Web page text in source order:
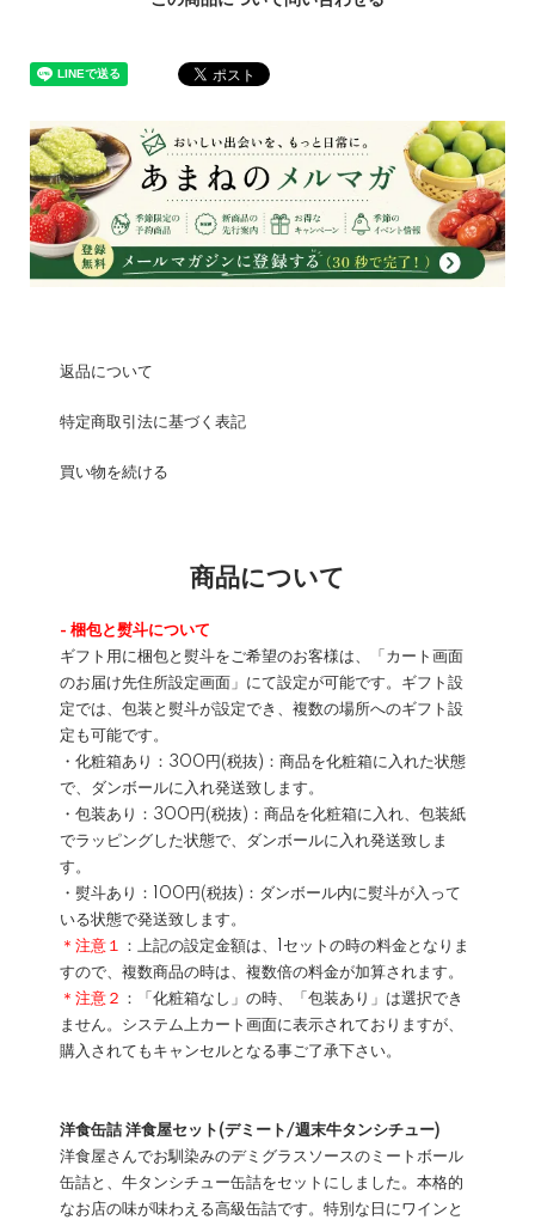
返品について
特定商取引法に基づく表記
買い物を続ける
商品について
- 梱包と熨斗について
ギフト用に梱包と熨斗をご希望のお客様は、「カート画面
のお届け先住所設定画面」にて設定が可能です。ギフト設
定では、包装と熨斗が設定でき、複数の場所へのギフト設
定も可能です。
・化粧箱あり：300円(税抜)：商品を化粧箱に入れた状態
で、ダンボールに入れ発送致します。
・包装あり：300円(税抜)：商品を化粧箱に入れ、包装紙
でラッピングした状態で、ダンボールに入れ発送致しま
す。
・熨斗あり：100円(税抜)：ダンボール内に熨斗が入って
いる状態で発送致します。
＊注意１ ：上記の設定金額は、1セットの時の料金となりま
すので、複数商品の時は、複数倍の料金が加算されます。
＊注意２ ：「化粧箱なし」の時、「包装あり」は選択でき
ません。システム上カート画面に表示されておりますが、
購入されてもキャンセルとなる事ご了承下さい。
洋食缶詰 洋食屋セット(デミート/週末牛タンシチュー)
洋食屋さんでお馴染みのデミグラスソースのミートボール
缶詰と、牛タンシチュー缶詰をセットにしました。本格的
なお店の味が味わえる高級缶詰です。特別な日にワインと